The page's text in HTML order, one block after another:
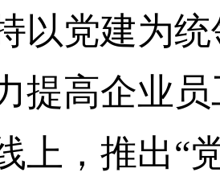
以党建为
提高企业
上，推出“